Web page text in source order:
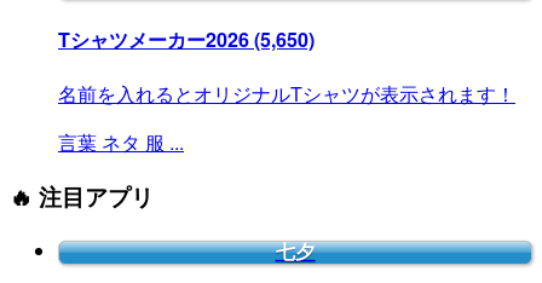
Tシャツメーカー2026(5,650)
名前を入れるとオリジナルTシャツが表示されます！
言葉 ネタ 服 ...
🔥 注目アプリ
七夕